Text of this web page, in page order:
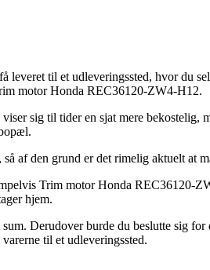
til et udleveringssted, hvor du
motor Honda REC36120-ZW4-H12.
sig til tider en sjat mere bekostelig,
af den grund er det rimelig aktuelt at
Trim motor Honda REC36120-
hjem.
Derudover burde du beslutte sig
til et udleveringssted.